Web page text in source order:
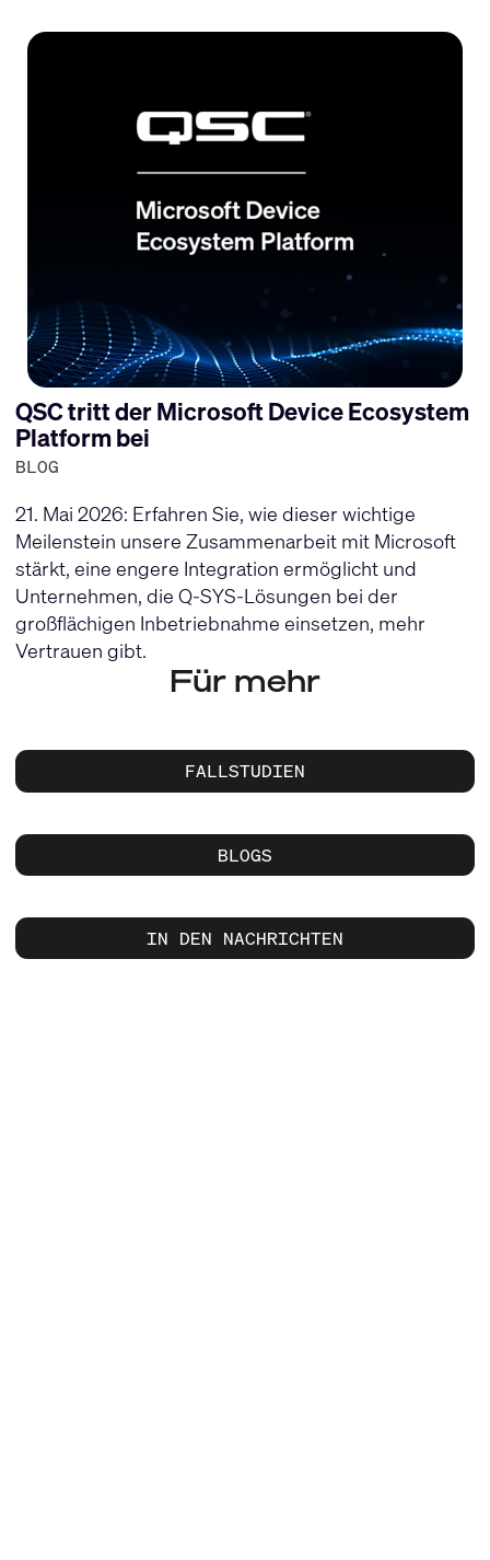
QSC tritt der Microsoft Device Ecosystem
Platform bei
BLOG
21. Mai 2026: Erfahren Sie, wie dieser wichtige
Meilenstein unsere Zusammenarbeit mit Microsoft
stärkt, eine engere Integration ermöglicht und
Unternehmen, die Q-SYS-Lösungen bei der
großflächigen Inbetriebnahme einsetzen, mehr
Vertrauen gibt.
Für mehr
FALLSTUDIEN
BLOGS
IN DEN NACHRICHTEN